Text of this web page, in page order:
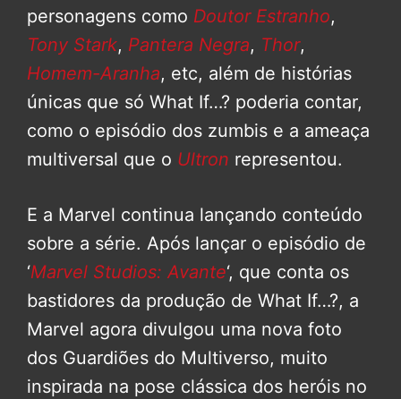
personagens como Doutor Estranho,
Tony Stark, Pantera Negra, Thor,
Homem-Aranha, etc, além de histórias
únicas que só What If…? poderia contar,
como o episódio dos zumbis e a ameaça
multiversal que o Ultron representou.
E a Marvel continua lançando conteúdo
sobre a série. Após lançar o episódio de
‘Marvel Studios: Avante‘, que conta os
bastidores da produção de What If…?, a
Marvel agora divulgou uma nova foto
dos Guardiões do Multiverso, muito
inspirada na pose clássica dos heróis no